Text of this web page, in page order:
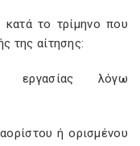
το τρίμηνο που
της αίτησης:
εργασίας λόγω
ή ορισμένου